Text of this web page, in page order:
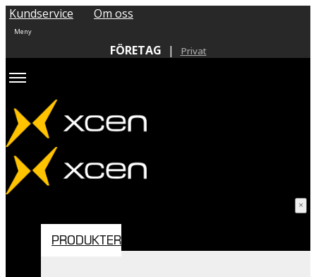
Kundservice Om oss
FÖRETAG | Privat
PRODUKTER